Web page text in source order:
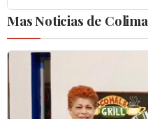
Mas Noticias de Colima